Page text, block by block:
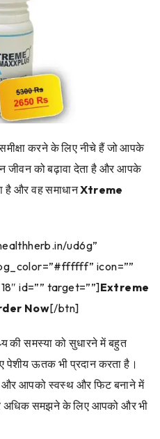
करने के लिए नीचे हैं जो आपके
जीवन को बढ़ावा देता है और आपके
है और वह समाधानXtreme
ud6g”
icon=””
id=”” target=””]Extreme
Now[/btn]
की समस्या को सुधारने में बहुत
ऊतक भी प्रदान करता है।
और आपको स्वस्थ और फिट बनाने में
अधिक समझने के लिए आपको और भी